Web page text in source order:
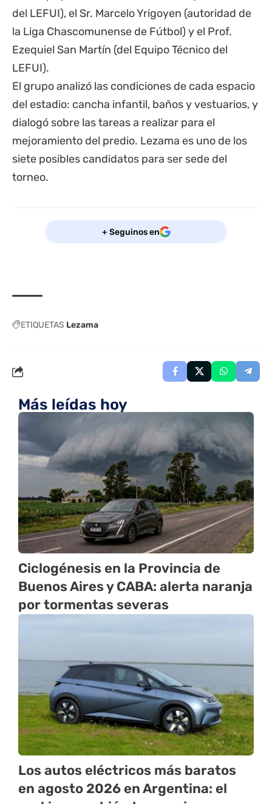
del LEFUI), el Sr. Marcelo Yrigoyen (autoridad de
la Liga Chascomunense de Fútbol) y el Prof.
Ezequiel San Martín (del Equipo Técnico del
LEFUI).
El grupo analizó las condiciones de cada espacio
del estadio: cancha infantil, baños y vestuarios, y
dialogó sobre las tareas a realizar para el
mejoramiento del predio. Lezama es uno de los
siete posibles candidatos para ser sede del
torneo.
+ Seguinos en
ETIQUETAS Lezama
Más leídas hoy
Ciclogénesis en la Provincia de
Buenos Aires y CABA: alerta naranja
por tormentas severas
Los autos eléctricos más baratos
en agosto 2026 en Argentina: el